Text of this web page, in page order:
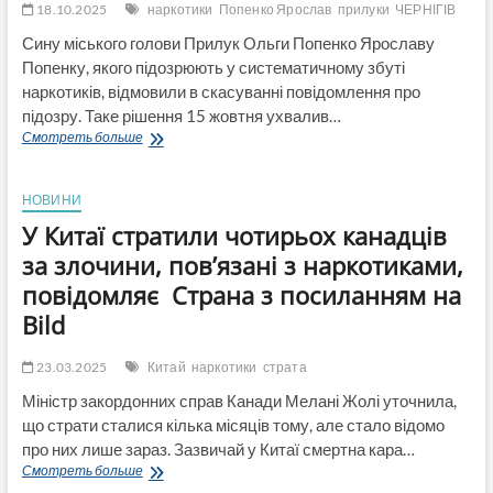
18.10.2025 наркотики Попенко Ярослав прилуки ЧЕРНІГІВ
Сину міського голови Прилук Ольги Попенко Ярославу
Попенку, якого підозрюють у систематичному збуті
наркотиків, відмовили в скасуванні повідомлення про
підозру. Таке рішення 15 жовтня ухвалив…
Смотреть большеСину
відмовили
скасуванні
підозри
НОВИНИ
У Китаї стратили чотирьох канадців
за злочини, пов’язані з наркотиками,
повідомляє Страна з посиланням на
Bild
23.03.2025 Китай наркотики страта
Міністр закордонних справ Канади Мелані Жолі уточнила,
що страти сталися кілька місяців тому, але стало відомо
про них лише зараз. Зазвичай у Китаї смертна кара…
Смотреть большеУ